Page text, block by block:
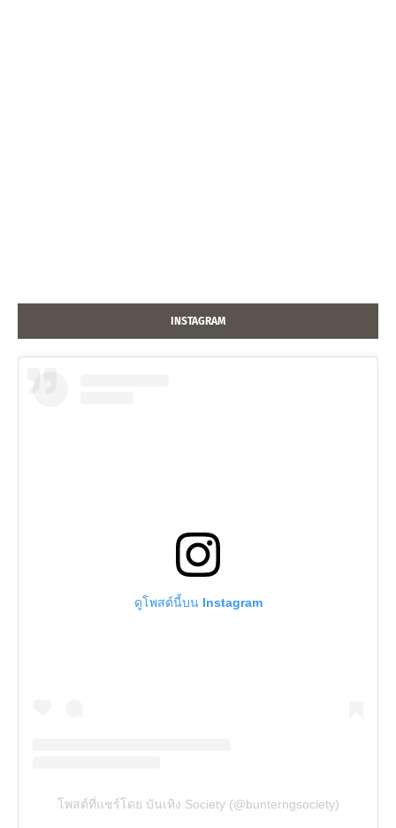
INSTAGRAM
ดูโพสต์นี้บน Instagram
โพสต์ที่แชร์โดย บันเทิง Society (@bunterngsociety)